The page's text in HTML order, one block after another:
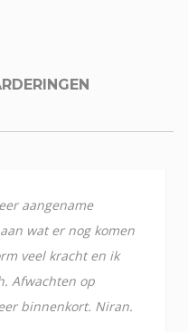
aangename
wat er nog komen
veel kracht en ik
Afwachten op
binnenkort. Niran.